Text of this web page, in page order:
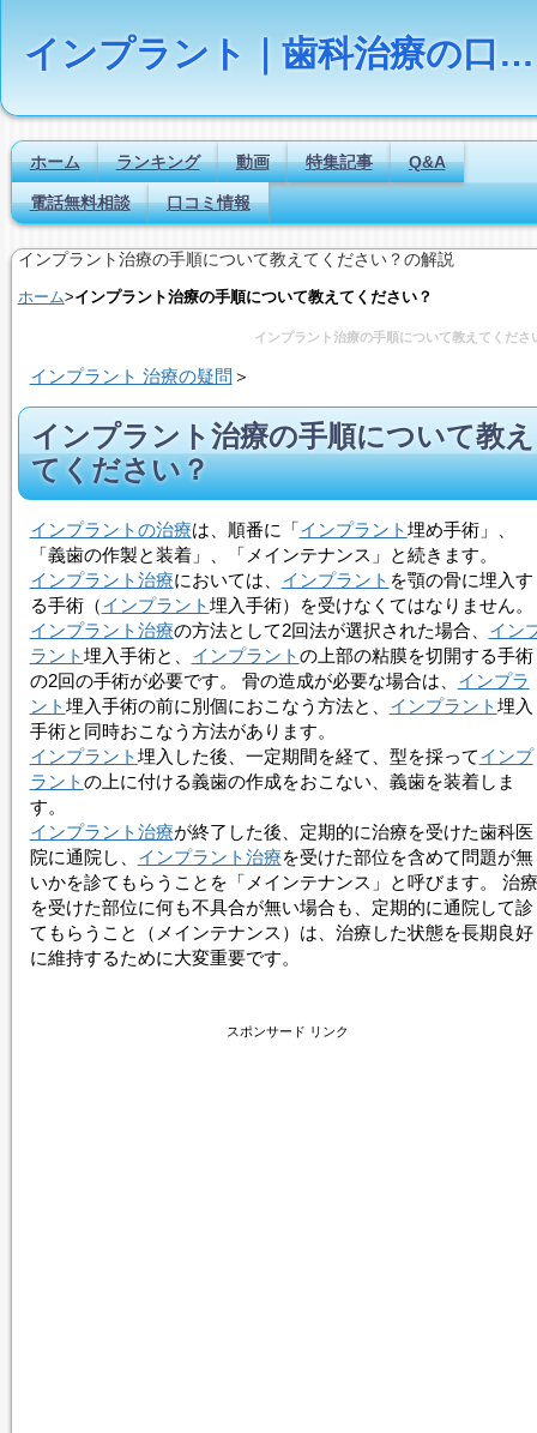
インプラント｜歯科治療の口コミ評判ランキング
ホーム ランキング 動画 特集記事 Q&A
電話無料相談 口コミ情報
インプラント治療の手順について教えてください？の解説
ホーム>インプラント治療の手順について教えてください？
インプラント治療の手順について教えてくださ
インプラント 治療の疑問 ＞
インプラント治療の手順について教え
てください？
インプラントの治療は、順番に「インプラント埋め手術」、
「義歯の作製と装着」、「メインテナンス」と続きます。
インプラント治療においては、 インプラント を顎の骨に埋入す
る手術（インプラント埋入手術）を受けなくてはなりません。
インプラント治療の方法として2回法が選択された場合、 イン
ラント埋入手術と、 インプラントの上部の粘膜を切開する手術
の2回の手術が必要です。 骨の造成が必要な場合は、 インプラ
ント埋入手術の前に別個におこなう方法と、 インプラント埋入
手術と同時おこなう方法があります。
インプラント埋入した後、一定期間を経て、型を採ってインプ
ラントの上に付ける義歯の作成をおこない、義歯を装着しま
す。
インプラント治療が終了した後、定期的に治療を受けた歯科医
院に通院し、 インプラント治療を受けた部位を含めて問題が無
いかを診てもらうことを「メインテナンス」と呼びます。 治療
を受けた部位に何も不具合が無い場合も、定期的に通院して診
てもらうこと（メインテナンス）は、治療した状態を長期良好
に維持するために大変重要です。
スポンサード リンク